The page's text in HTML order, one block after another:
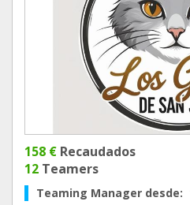
158 € Recaudados
12 Teamers
Teaming Manager desde: